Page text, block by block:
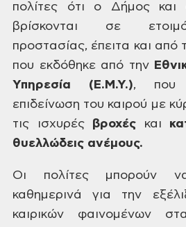
πολίτες ότι ο Δήμος και
βρίσκονται σε
προστασίας, έπειτα και από
που εκδόθηκε από την
Υπηρεσία (Ε.Μ.Υ.), που
επιδείνωση του καιρού με
τις ισχυρές
βροχές και
θυελλώδεις ανέμους.
Οι πολίτες μπορούν να
καθημερινά για την
καιρικών φαινομένων